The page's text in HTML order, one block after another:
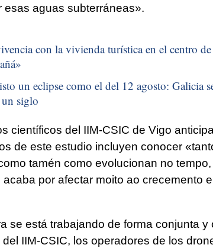
esas aguas subterráneas».
con la vivienda turística en el centro
»
un eclipse como el del 12 agosto: Galicia
siglo
científicos del IIM-CSIC de Vigo
de este estudio incluyen conocer
tamén como evolucionan no
por afectar moito ao crecemento
se está trabajando de forma conjunta y
IIM-CSIC, los operadores de los